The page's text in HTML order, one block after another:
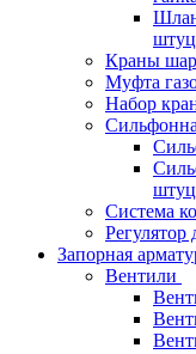
Краны
Муфта
Набор
Система
Регулятор
Запорная
Вентили